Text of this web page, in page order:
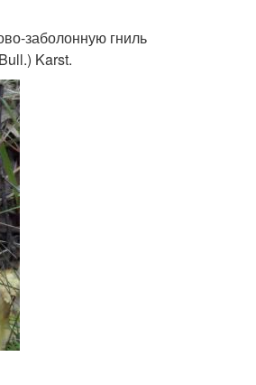
заболонную гниль
Karst.